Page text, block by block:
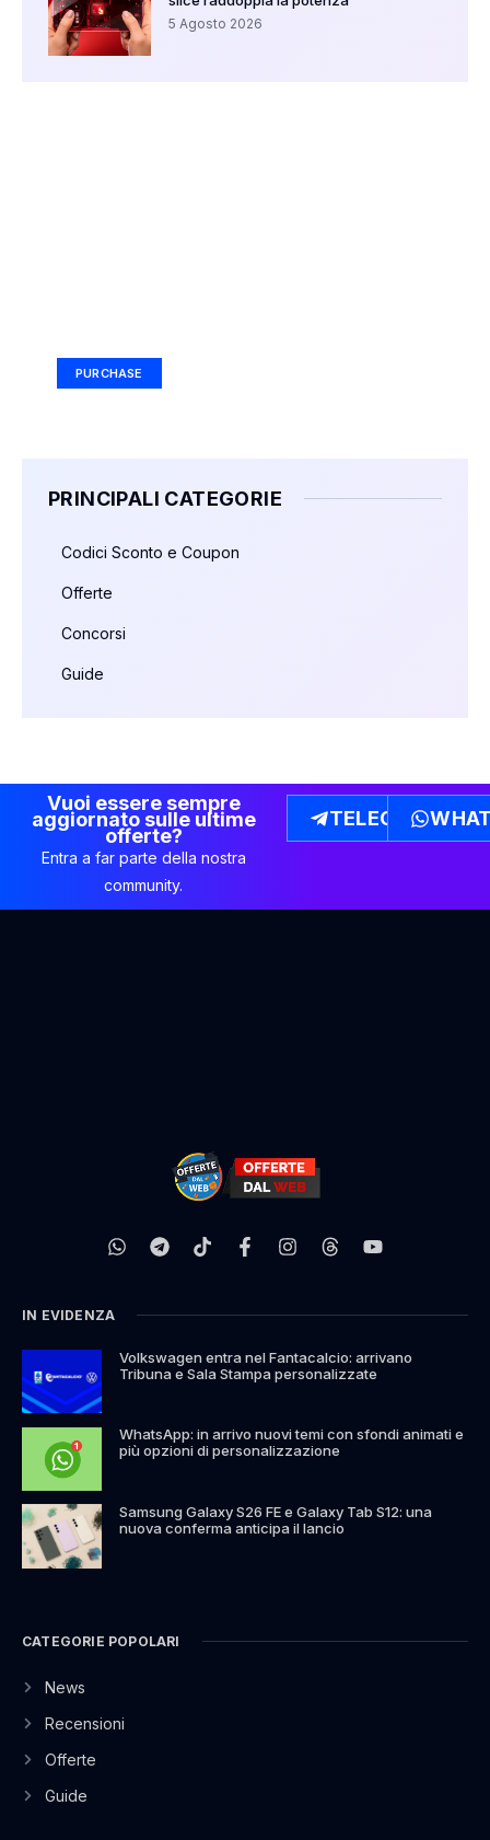
5 Agosto 2026
PURCHASE
PRINCIPALI CATEGORIE
Codici Sconto e Coupon
Offerte
Concorsi
Guide
Vuoi essere sempre
aggiornato sulle ultime
offerte?
Entra a far parte della nostra
community.
TELEGRAM
IN EVIDENZA
Volkswagen entra nel Fantacalcio: arrivano
Tribuna e Sala Stampa personalizzate
WhatsApp: in arrivo nuovi temi con sfondi animati e
più opzioni di personalizzazione
Samsung Galaxy S26 FE e Galaxy Tab S12: una
nuova conferma anticipa il lancio
CATEGORIE POPOLARI
News
Recensioni
Offerte
Guide